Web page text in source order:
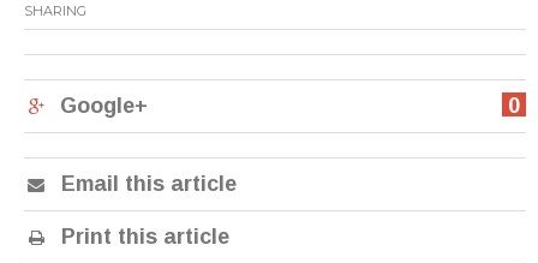
SHARING
0
Google+
Email this article
Print this article